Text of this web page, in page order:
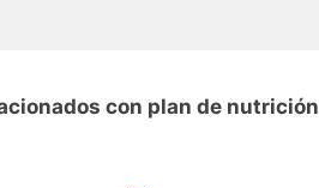
con plan de nutrición